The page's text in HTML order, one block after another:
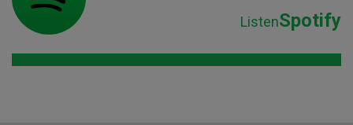
ListenSpotify